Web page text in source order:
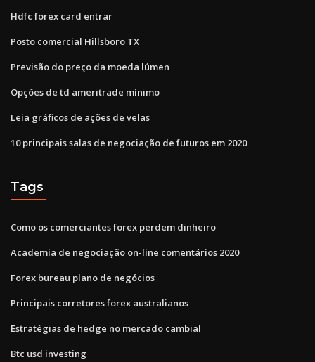
Hdfc forex card entrar
Posto comercial Hillsboro TX
Previsão do preço da moeda lúmen
Opções de td ameritrade mínimo
Leia gráficos de ações de velas
10 principais salas de negociação de futuros em 2020
Tags
Como os comerciantes forex perdem dinheiro
Academia de negociação on-line comentários 2020
Forex bureau plano de negócios
Principais corretores forex australianos
Estratégias de hedge no mercado cambial
Btc usd investing